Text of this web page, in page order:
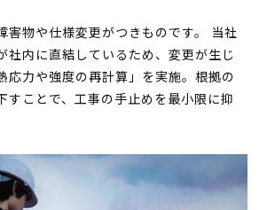
害物や仕様変更がつきものです。 当社
社内に直結しているため、変更が生じ
応力や強度の再計算」を実施。根拠の
すことで、工事の手止めを最小限に抑